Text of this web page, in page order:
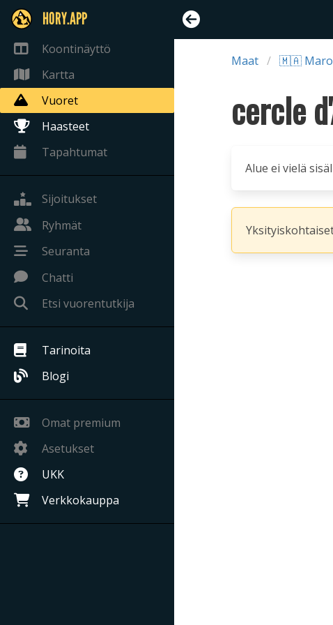
HORY.APP
Koontinäyttö
Kartta
Vuoret
Haasteet
Tapahtumat
Sijoitukset
Ryhmät
Seuranta
Chatti
Etsi vuorentutkija
Tarinoita
Blogi
Omat premium
Asetukset
UKK
Verkkokauppa
Maat 🇲🇦
cercle
Alue ei vielä